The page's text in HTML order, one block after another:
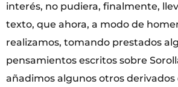
interés, no pudiera, finalmente,
texto, que ahora, a modo de
realizamos, tomando prestados
pensamientos escritos sobre
añadimos algunos otros derivados